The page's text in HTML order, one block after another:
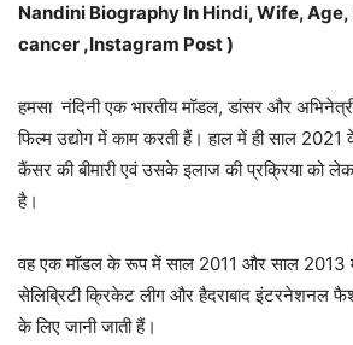
Nandini Biography In Hindi, Wife,
cancer ,Instagram Post )
हमसा नंदिनी एक भारतीय मॉडल, डांसर और
फिल्म उद्योग में काम करती हैं। हाल में ही साल
कैंसर की बीमारी एवं उसके इलाज की प्रक्रिया को
है।
वह एक मॉडल के रूप में साल 2011 और साल 2013
सेलिब्रिटी क्रिकेट लीग और हैदराबाद इंटरनेशनल
के लिए जानी जाती हैं।